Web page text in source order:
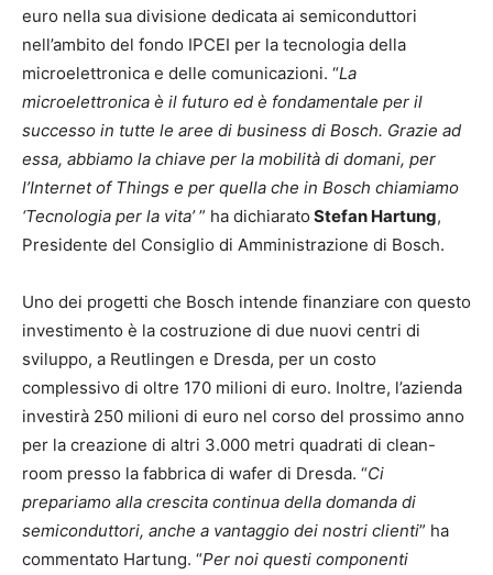
euro nella sua divisione dedicata ai semiconduttori
nell’ambito del fondo IPCEI per la tecnologia della
microelettronica e delle comunicazioni. “La
microelettronica è il futuro ed è fondamentale per il
successo in tutte le aree di business di Bosch. Grazie ad
essa, abbiamo la chiave per la mobilità di domani, per
l’Internet of Things e per quella che in Bosch chiamiamo
‘Tecnologia per la vita’” ha dichiarato Stefan Hartung,
Presidente del Consiglio di Amministrazione di Bosch.
Uno dei progetti che Bosch intende finanziare con questo
investimento è la costruzione di due nuovi centri di
sviluppo, a Reutlingen e Dresda, per un costo
complessivo di oltre 170 milioni di euro. Inoltre, l’azienda
investirà 250 milioni di euro nel corso del prossimo anno
per la creazione di altri 3.000 metri quadrati di clean-
room presso la fabbrica di wafer di Dresda. “Ci
prepariamo alla crescita continua della domanda di
semiconduttori, anche a vantaggio dei nostri clienti” ha
commentato Hartung. “Per noi questi componenti